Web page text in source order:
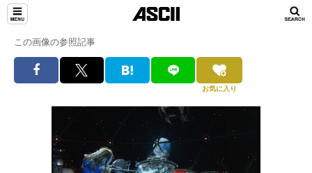
この画像の参照記事
お気に入り